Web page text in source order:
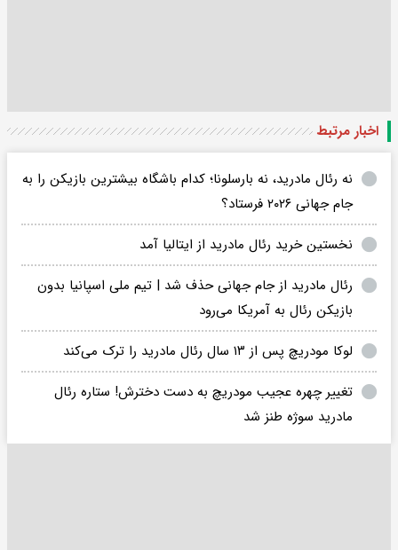
اخبار مرتبط
نه رئال مادرید، نه بارسلونا؛ کدام باشگاه بیشترین بازیکن را به
جام جهانی ۲۰۲۶ فرستاد؟
نخستین خرید رئال مادرید از ایتالیا آمد
رئال مادرید از جام جهانی حذف شد | تیم ملی اسپانیا بدون
بازیکن رئال به آمریکا می‌رود
لوکا مودریچ پس از ۱۳ سال رئال مادرید را ترک می‌کند
تغییر چهره عجیب مودریچ به دست دخترش! ستاره رئال
مادرید سوژه طنز شد